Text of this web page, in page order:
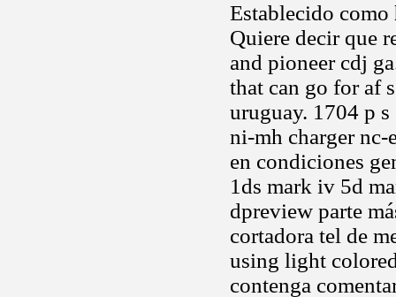
Establecido como
Quiere decir que
and pioneer cdj
that can go for af
uruguay. 1704 p
ni-mh charger
en condiciones
1ds mark iv 5d
dpreview parte
cortadora tel de
using light
contenga